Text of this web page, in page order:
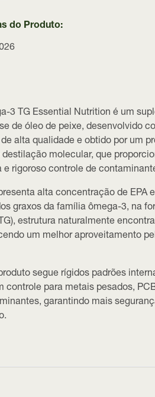
do Produto:
3 TG Essential Nutrition é um
de óleo de peixe, desenvolvido
alta qualidade e obtido por um
destilação molecular, que
e rigoroso controle de
alta concentração de EPA
graxos da família ômega-3, na
, estrutura naturalmente
um melhor aproveitamento
segue rígidos padrões
controle para metais pesados,
garantindo mais